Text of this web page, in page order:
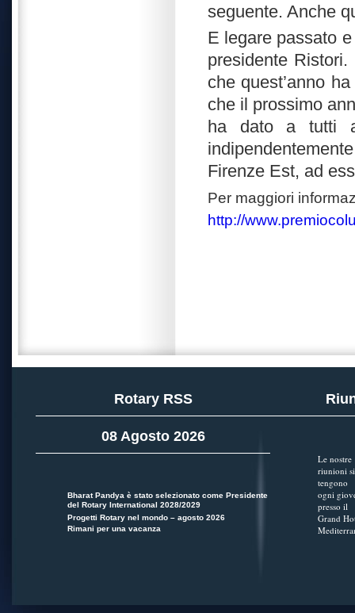
seguente. Anche
E legare passato
presidente
che quest’anno
che il prossimo
ha dato a tutti
Firenze Est, ad
Per maggiori
http://
Rotary RSS
08 Agosto 2026
Bharat Pandya è stato selezionato come Presidente
del Rotary International 2028/2029
Progetti Rotary nel mondo – agosto 2026
Rimani per una vacanza
Le nostre
riunioni si
tengono
ogni
presso il
Grand